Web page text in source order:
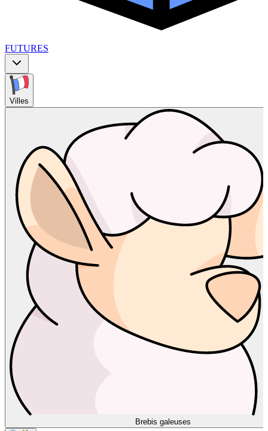
FUTURES
Villes
Brebis galeuses